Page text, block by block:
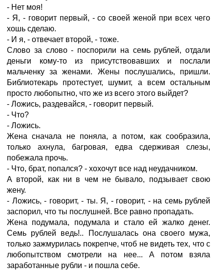
- Нет моя!
- Я, - говорит первый, - со своей женой при всех чего
хошь сделаю.
- И я, - отвечает второй, - тоже.
Слово за слово - поспорили на семь рублей, отдали
деньги кому-то из присутствовавших и послали
мальченку за женами. Жены послушались, пришли.
Библиотекарь протестует, шумит, а всем остальным
просто любопытно, что же из всего этого выйдет?
- Ложись, раздевайся, - говорит первый.
- Что?
- Ложись.
Жена сначала не поняла, а потом, как сообразила,
только ахнула, багровая, едва сдерживая слезы,
побежала прочь.
- Что, брат, попался? - хохочут все над неудачником.
А второй, как ни в чем не бывало, подзывает свою
жену.
- Ложись, - говорит, - ты. Я, - говорит, - на семь рублей
заспорил, что ты послушней. Все равно пропадать.
Жена подумала, подумала и стало ей жалко денег.
Семь рублей ведь!.. Послушалась она своего мужа,
только зажмурилась покрепче, чтоб не видеть тех, что с
любопытством смотрели на нее... А потом взяла
заработанные рубли - и пошла себе.